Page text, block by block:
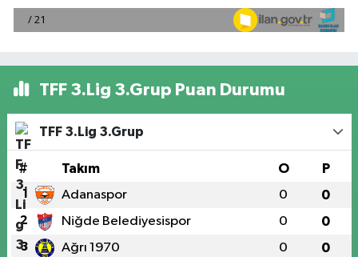
TFF 3.Lig 3.Grup Puan Durumu
TFF 3.Lig 3.Grup
# Takım O P
1 Adanaspor 0 0
2 Niğde Belediyesispor 0 0
3 Ağrı 1970 0 0